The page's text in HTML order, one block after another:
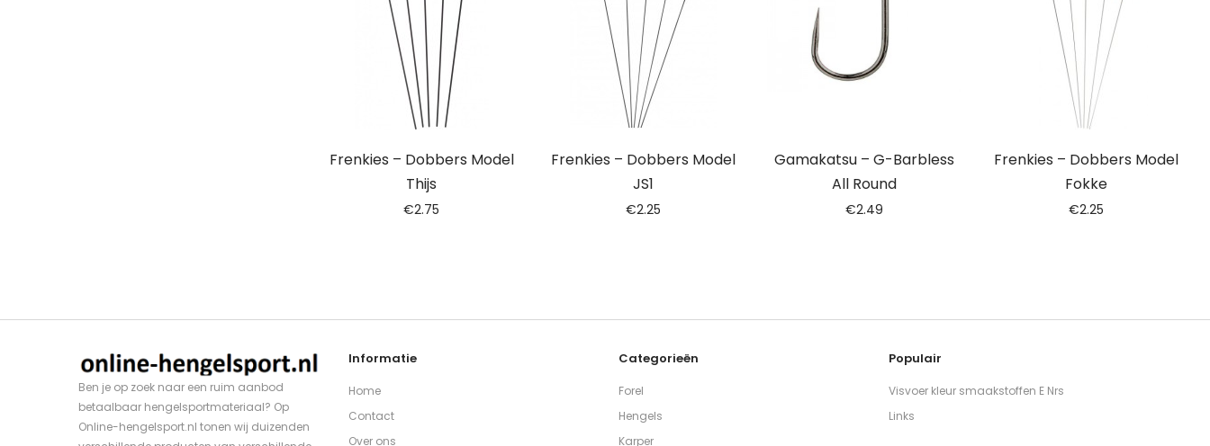
Frenkies – Dobbers Model
Thijs
€2.75
Frenkies – Dobbers Model
JS1
€2.25
Gamakatsu – G-Barbless
All Round
€2.49
Frenkies – Dobbers Model
Fokke
€2.25
Ben je op zoek naar een ruim aanbod
betaalbaar hengelsportmateriaal? Op
Online-hengelsport.nl tonen wij duizenden
Informatie
Home
Contact
Over ons
Categorieën
Forel
Hengels
Karper
Populair
Visvoer kleur smaakstoffen E Nrs
Links